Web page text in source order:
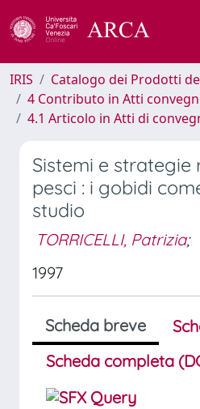
IRIS
Catalogo dei Prodotti
4 Contributo in Atti
4.1 Articolo in Atti di
Sistemi e strategie
pesci : i gobidi
studio
TORRICELLI, Patrizia;
1997
Scheda breve
Scheda completa